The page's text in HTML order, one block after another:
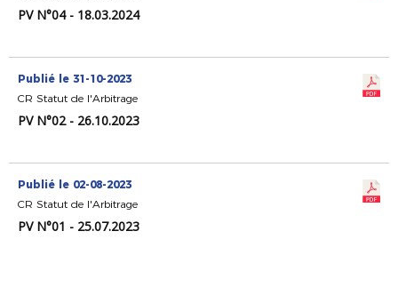
PV N°04 - 18.03.2024
Publié le 31-10-2023
CR Statut de l'Arbitrage
PV N°02 - 26.10.2023
Publié le 02-08-2023
CR Statut de l'Arbitrage
PV N°01 - 25.07.2023